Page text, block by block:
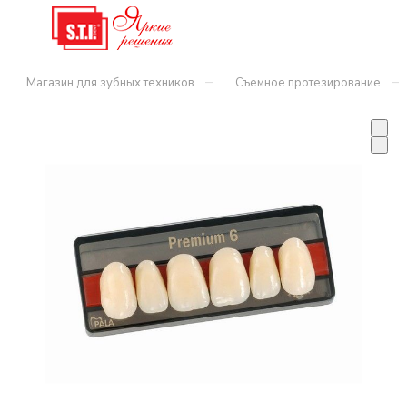
Магазин для зубных техников – Съемное протезирование –